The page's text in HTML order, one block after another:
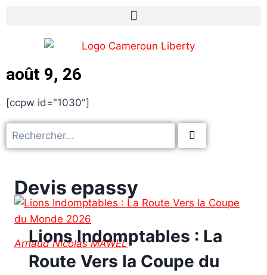
août 9, 26
[ccpw id="1030"]
Devis epassy
Arnaud Nicolas MAWEL
Lions Indomptables : La
Route Vers la Coupe du